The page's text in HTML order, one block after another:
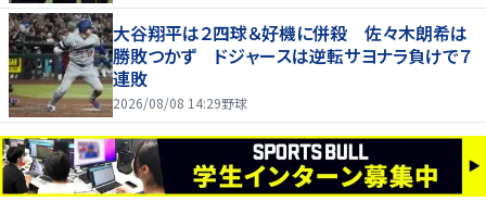
大谷翔平は２四球＆好機に併殺 佐々木朗希は
勝敗つかず ドジャースは逆転サヨナラ負けで７
連敗
2026/08/08 14:29野球